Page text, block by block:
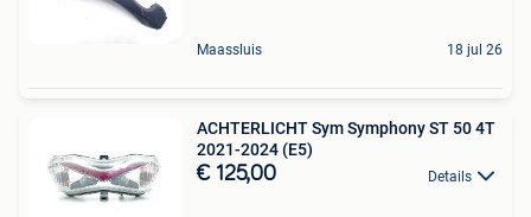
Maassluis 18 jul 26
ACHTERLICHT Sym Symphony ST 50 4T
2021-2024 (E5)
€ 125,00 Details